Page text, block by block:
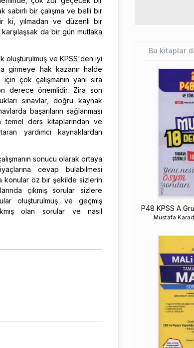
sabırlı bir çalışma ve belli bir
ki, yılmadan ve düzenli bir
da bir gün mutlaka
oluşturulmuş ve KPSS'den iyi
girmeye hak kazanır halde
çok çalışmanın yanı sıra
derece önemlidir. Zira son
sınavlar, doğru kaynak
başarıların sağlanması
temel ders kitaplarından ve
yardımcı kaynaklardan
sonucu olarak ortaya
cevap bulabilmesi
konular öz bir şekilde sizlerin
çıkmış sorular sizlere
oluşturulmuş ve geçmiş
olan sorular ve nasıl
Bu kitaplar
Mustafa